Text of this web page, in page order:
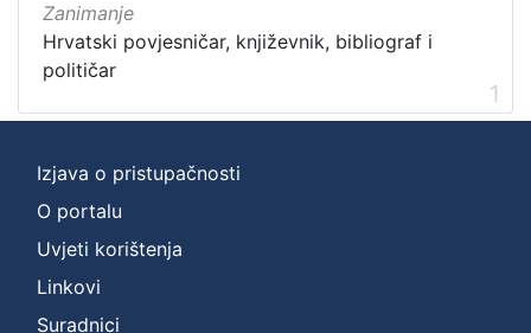
Zanimanje
Hrvatski povjesničar, književnik, bibliograf i
političar
1
Izjava o pristupačnosti
O portalu
Uvjeti korištenja
Linkovi
Suradnici